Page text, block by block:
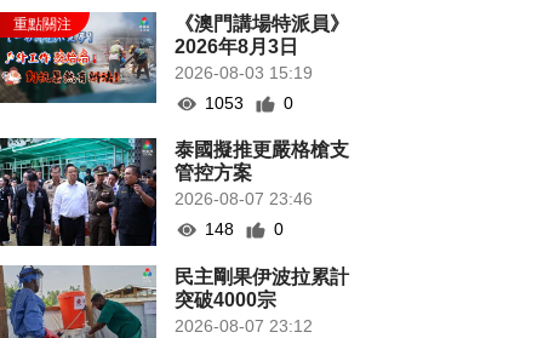
《澳門講場特派員》
2026年8月3日
2026-08-03 15:19
1053
0
泰國擬推更嚴格槍支
管控方案
2026-08-07 23:46
148
0
民主剛果伊波拉累計
突破4000宗
2026-08-07 23:12